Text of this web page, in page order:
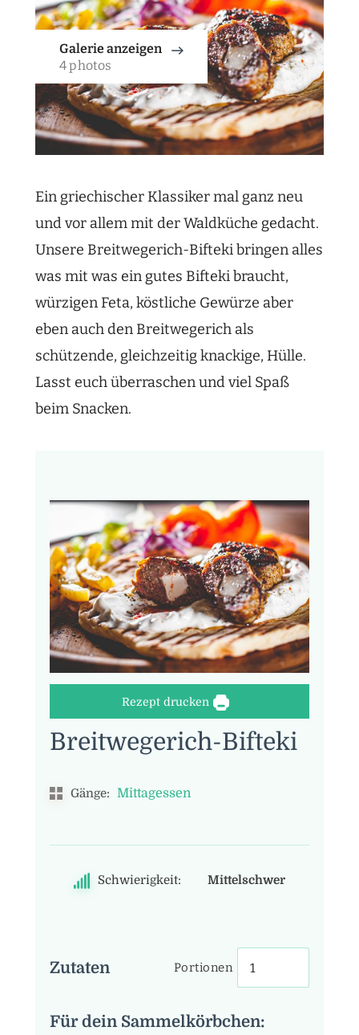
Galerie anzeigen
4 photos
Ein griechischer Klassiker mal ganz neu
und vor allem mit der Waldküche gedacht.
Unsere Breitwegerich-Bifteki bringen alles
was mit was ein gutes Bifteki braucht,
würzigen Feta, köstliche Gewürze aber
eben auch den Breitwegerich als
schützende, gleichzeitig knackige, Hülle.
Lasst euch überraschen und viel Spaß
beim Snacken.
Rezept drucken
Breitwegerich-Bifteki
Gänge: Mittagessen
Schwierigkeit: Mittelschwer
Zutaten Portionen
Für dein Sammelkörbchen: